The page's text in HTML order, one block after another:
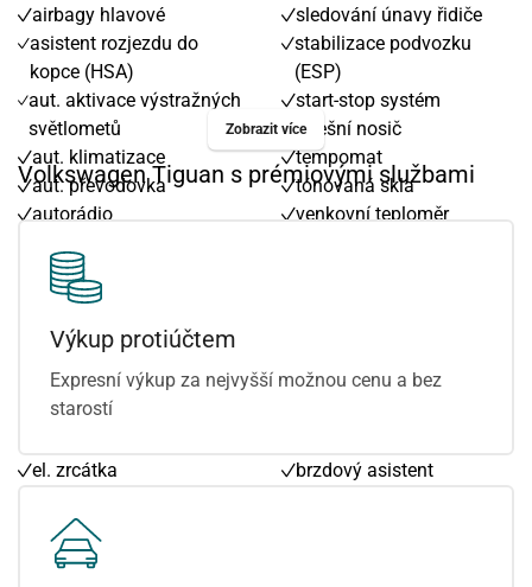
airbagy hlavové
asistent rozjezdu do
kopce (HSA)
aut. aktivace výstražných
světlometů
aut. klimatizace
aut. převodovka
autorádio
bluetooth
centrál dálkový
centrální zamykání
deaktivace airbagu
spolujezdce
el. okna
el. zrcátka
indikátor parkování
inteligentní pohon všech
sledování únavy řidiče
stabilizace podvozku
(ESP)
start-stop systém
střešní nosič
tempomat
tónovaná skla
venkovní teploměr
zadní stěrač
brzdový asistent
Zobrazit více
Volkswagen Tiguan s prémiovými službami
Výkup protiúčtem
Expresní výkup za nejvyšší možnou cenu a bez
starostí